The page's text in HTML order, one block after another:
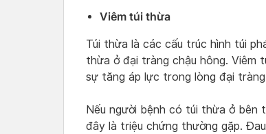
Viêm túi thừa
Túi thừa là các cấu trúc hình túi
thừa ở đại tràng chậu hông. Viêm
sự tăng áp lực trong lòng đại
Nếu người bệnh có túi thừa ở bên
đây là triệu chứng thường gặp.